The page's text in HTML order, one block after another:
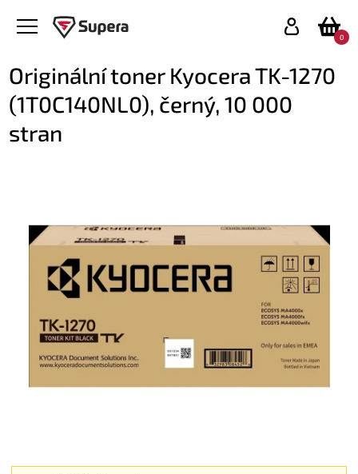
0
Originální toner Kyocera TK-1270
(1T0C140NL0), černý, 10 000
stran